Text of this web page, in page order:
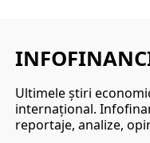
Ultimele ştiri
internaţional.
reportaje, analize,